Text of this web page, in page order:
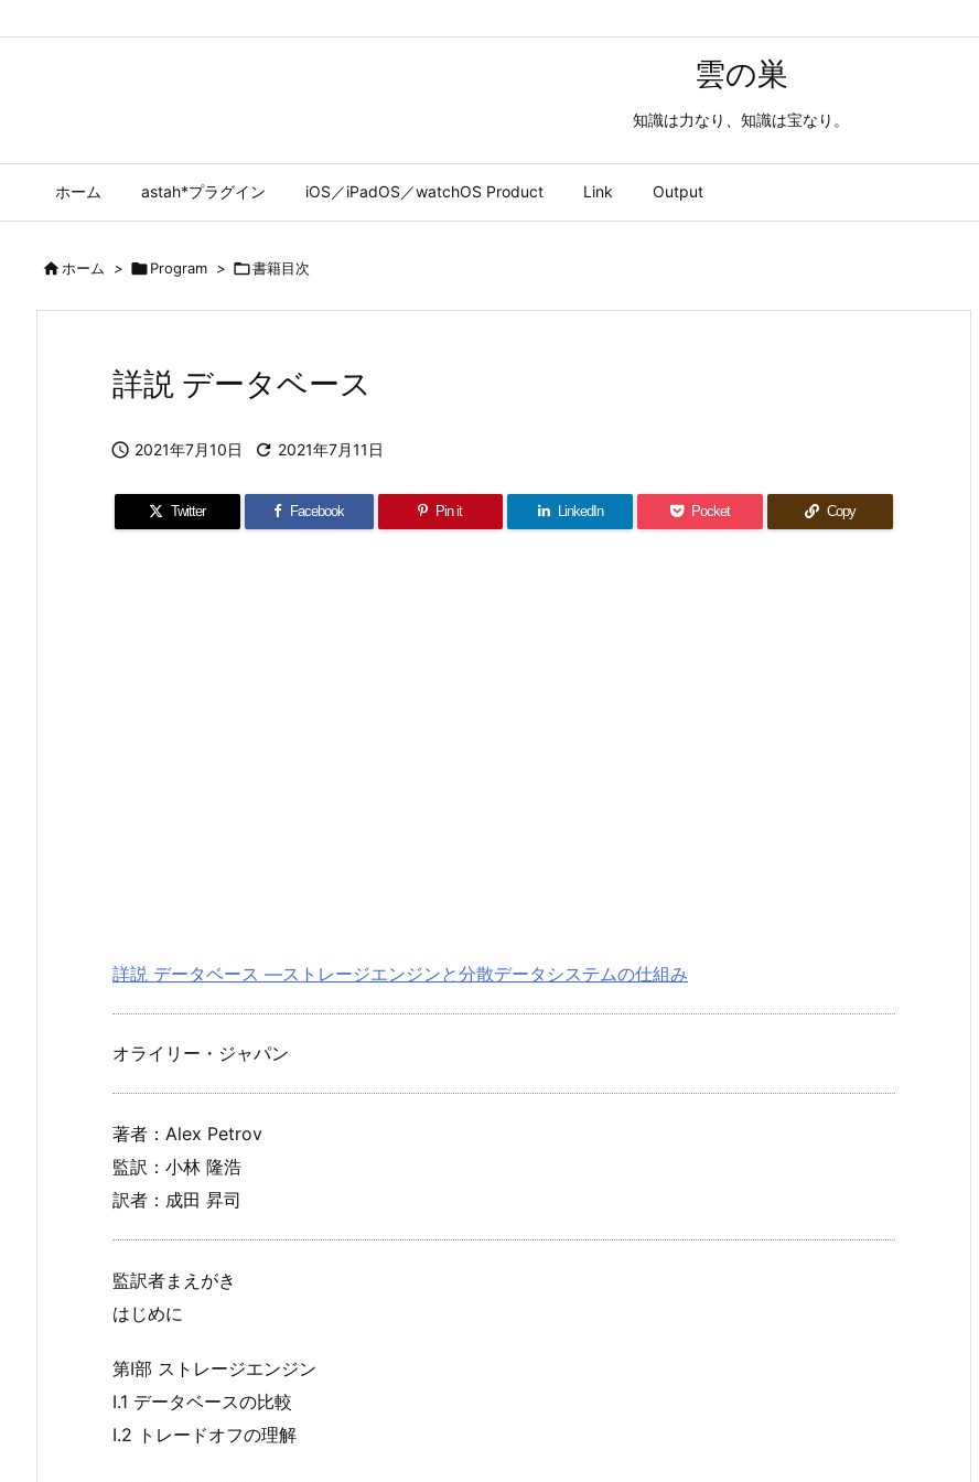
雲の巣
知識は力なり、知識は宝なり。
ホーム astah*プラグイン iOS／iPadOS／watchOS Product Link Output
ホーム > Program > 書籍目次
詳説 データベース
 2021年7月10日  2021年7月11日
Twitter Facebook Pin it LinkedIn Pocket Copy
詳説 データベース ―ストレージエンジンと分散データシステムの仕組み
オライリー・ジャパン
著者：Alex Petrov
監訳：小林 隆浩
訳者：成田 昇司
監訳者まえがき
はじめに
第I部 ストレージエンジン
I.1 データベースの比較
I.2 トレードオフの理解